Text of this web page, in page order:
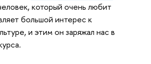
который очень любит
большой интерес к
и этим он заряжал нас в